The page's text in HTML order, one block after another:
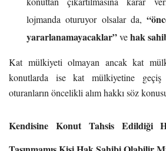
lojmanda oturuyor olsalar da,
yararlanamayacaklar”vehak
Kat mülkiyeti olmayan ancak kat
konutlarda ise kat mülkiyetine
oturanların öncelikli alım hakkı söz
Kendisine Konut Tahsis Edildiği